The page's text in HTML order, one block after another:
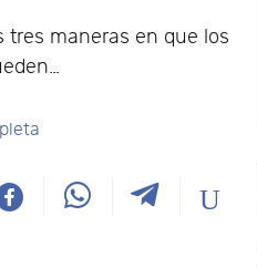
tres maneras en que los